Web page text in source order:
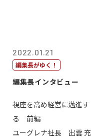
2022.01.21
編集長がゆく！
編集長インタビュー
視座を高め経営に邁進す
る 前編
ユーグレナ社長 出雲 充